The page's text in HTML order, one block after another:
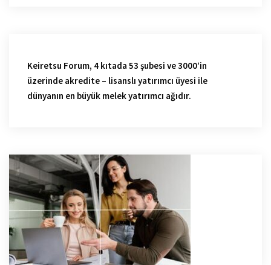
Keiretsu Forum, 4 kıtada 53 şubesi ve 3000’in
üzerinde akredite – lisanslı yatırımcı üyesi ile
dünyanın en büyük melek yatırımcı ağıdır.